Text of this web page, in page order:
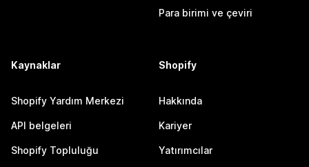
Para birimi ve çeviri
Kaynaklar
Shopify Yardım Merkezi
API belgeleri
Shopify Topluluğu
Shopify
Hakkında
Kariyer
Yatırımcılar